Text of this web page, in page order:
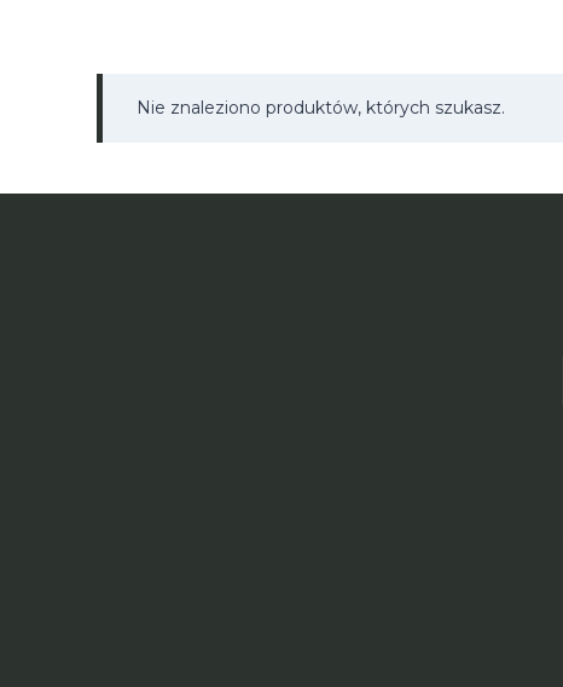
Nie znaleziono produktów, których szukasz.